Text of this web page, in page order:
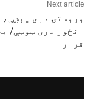
Next article
وروستۍ دری پېښې،
انځور دری ټوټې/
قرار